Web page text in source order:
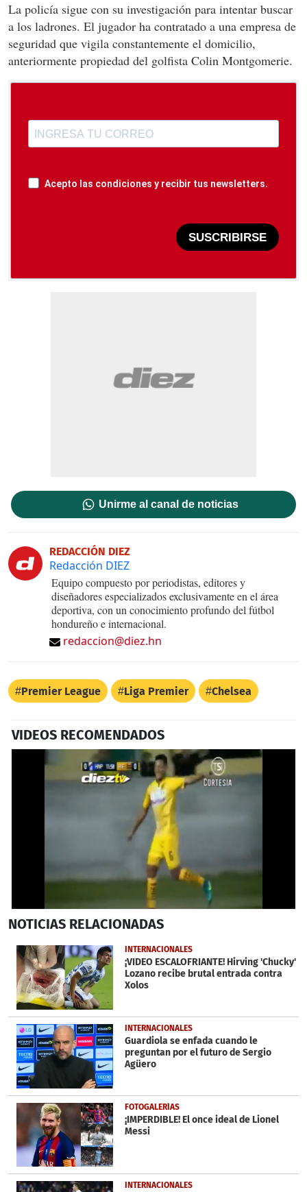
La policía sigue con su investigación para intentar buscar
a los ladrones. El jugador ha contratado a una empresa de
seguridad que vigila constantemente el domicilio,
anteriormente propiedad del golfista Colin Montgomerie.
Acepto las condiciones y recibir tus newsletters.
SUSCRIBIRSE
Unirme al canal de noticias
REDACCIÓN DIEZ
Redacción DIEZ
Equipo compuesto por periodistas, editores y
diseñadores especializados exclusivamente en el área
deportiva, con un conocimiento profundo del fútbol
hondureño e internacional.
redaccion@diez.hn
Premier League Liga Premier Chelsea
VIDEOS RECOMENDADOS
seconds
41
seconds
NOTICIAS RELACIONADAS
INTERNACIONALES
¡VIDEO ESCALOFRIANTE! Hirving 'Chucky'
Lozano recibe brutal entrada contra
Xolos
INTERNACIONALES
Guardiola se enfada cuando le
preguntan por el futuro de Sergio
Agüero
FOTOGALERÍAS
¡IMPERDIBLE! El once ideal de Lionel
Messi
INTERNACIONALES